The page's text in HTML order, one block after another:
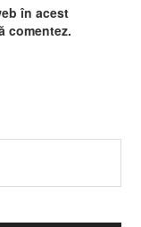
în acest
comentez.